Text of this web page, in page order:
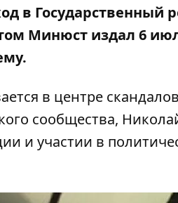
в Государственный
Минюст издал 6
в центре
сообщества,
и участии в